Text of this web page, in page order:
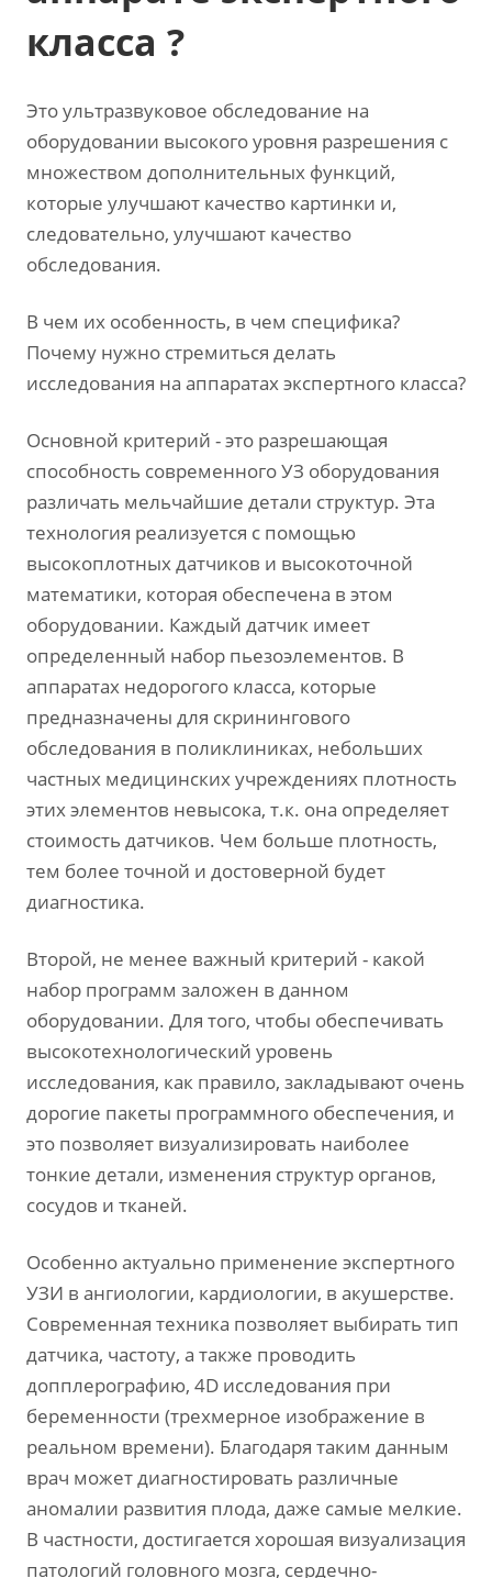
класса ?
Это ультразвуковое обследование на
оборудовании высокого уровня разрешения с
множеством дополнительных функций,
которые улучшают качество картинки и,
следовательно, улучшают качество
обследования.
В чем их особенность, в чем специфика?
Почему нужно стремиться делать
исследования на аппаратах экспертного класса?
Основной критерий - это разрешающая
способность современного УЗ оборудования
различать мельчайшие детали структур. Эта
технология реализуется с помощью
высокоплотных датчиков и высокоточной
математики, которая обеспечена в этом
оборудовании. Каждый датчик имеет
определенный набор пьезоэлементов. В
аппаратах недорогого класса, которые
предназначены для скринингового
обследования в поликлиниках, небольших
частных медицинских учреждениях плотность
этих элементов невысока, т.к. она определяет
стоимость датчиков. Чем больше плотность,
тем более точной и достоверной будет
диагностика.
Второй, не менее важный критерий - какой
набор программ заложен в данном
оборудовании. Для того, чтобы обеспечивать
высокотехнологический уровень
исследования, как правило, закладывают очень
дорогие пакеты программного обеспечения, и
это позволяет визуализировать наиболее
тонкие детали, изменения структур органов,
сосудов и тканей.
Особенно актуально применение экспертного
УЗИ в ангиологии, кардиологии, в акушерстве.
Современная техника позволяет выбирать тип
датчика, частоту, а также проводить
допплерографию, 4D исследования при
беременности (трехмерное изображение в
реальном времени). Благодаря таким данным
врач может диагностировать различные
аномалии развития плода, даже самые мелкие.
В частности, достигается хорошая визуализация
патологий головного мозга, сердечно-